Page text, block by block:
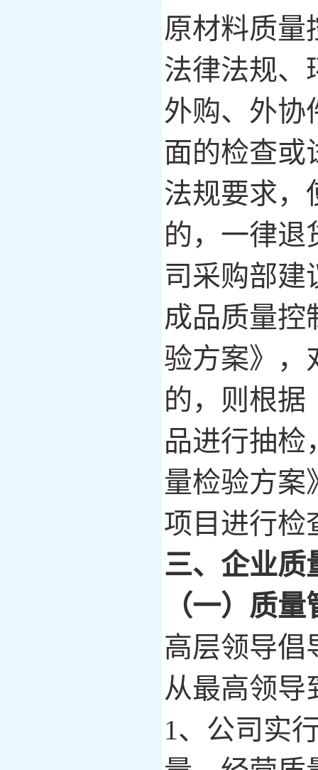
原材料质量
法律法规、
外购、外协
面的检查或
法规要求，
的，一律退
司采购部建
成品质量控
验方案》，
的，则根据
品进行抽检
量检验方案
项目进行检
三、企业质
（一）质
高层领导倡
从最高领导
1、公司实